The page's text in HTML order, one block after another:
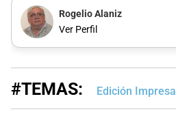
Rogelio Alaniz
Ver Perfil
#TEMAS: Edición Impresa